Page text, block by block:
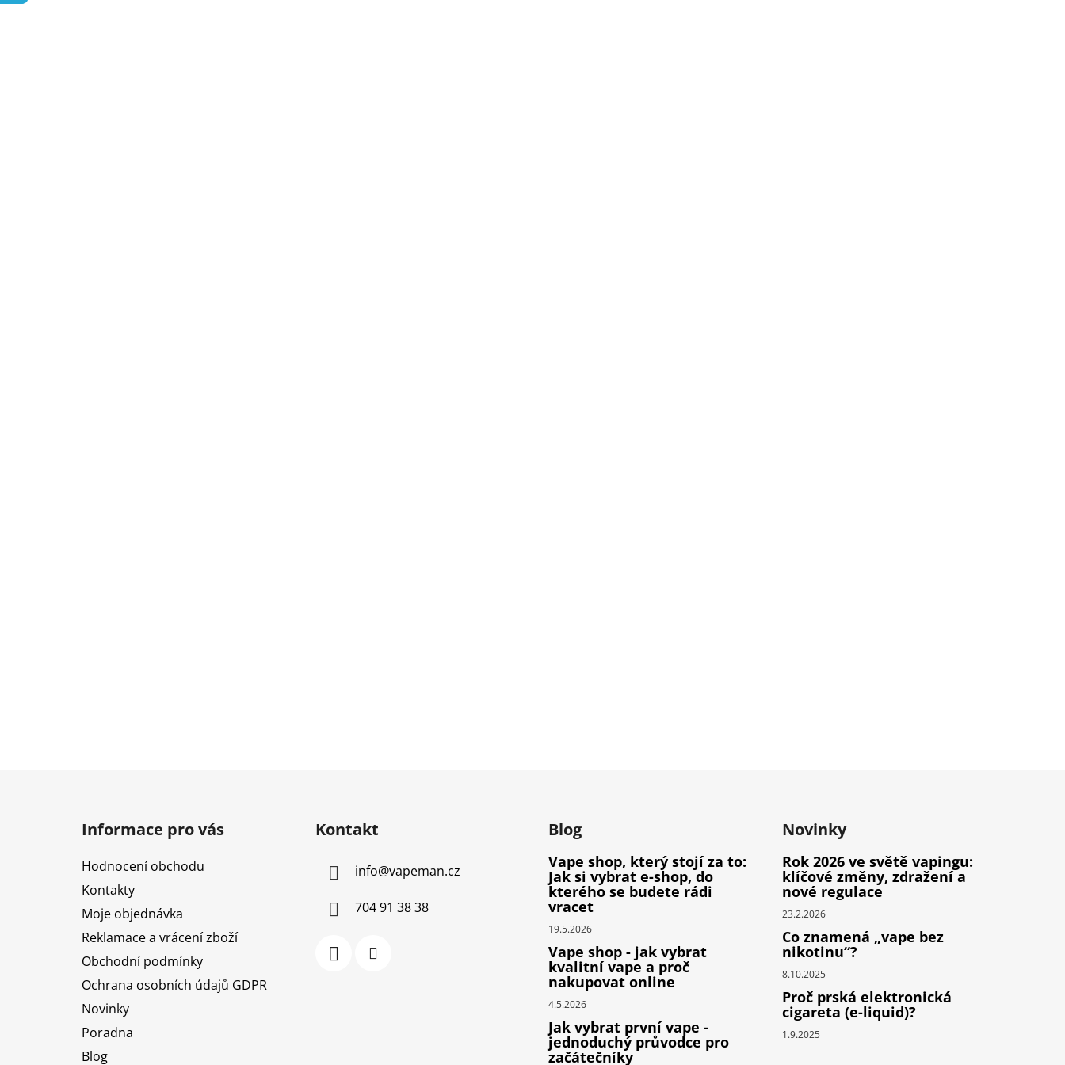
Informace pro vás
Hodnocení obchodu
Kontakty
Moje objednávka
Reklamace a vrácení zboží
Obchodní podmínky
Ochrana osobních údajů GDPR
Novinky
Poradna
Blog
Kontakt
info@vapeman.cz
704 91 38 38
Blog
Vape shop, který stojí za to:
Jak si vybrat e-shop, do
kterého se budete rádi
vracet
19.5.2026
Vape shop - jak vybrat
kvalitní vape a proč
nakupovat online
4.5.2026
Jak vybrat první vape -
jednoduchý průvodce pro
začátečníky
Novinky
Rok 2026 ve světě vapingu:
klíčové změny, zdražení a
nové regulace
23.2.2026
Co znamená „vape bez
nikotinu“?
8.10.2025
Proč prská elektronická
cigareta (e-liquid)?
1.9.2025